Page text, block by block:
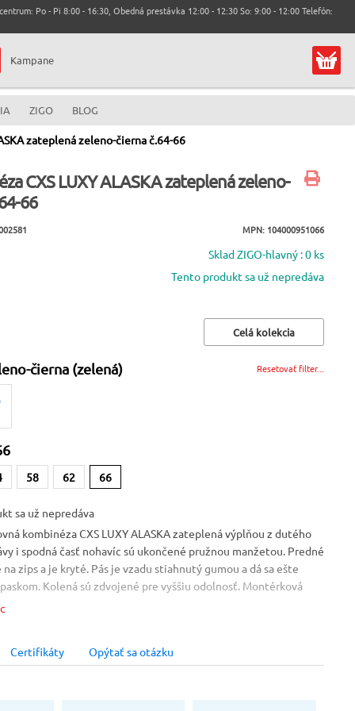
Po - Pi 8:00 - 16:30, Obedná prestávka 12:00 - 12:30 So: 9:00 - 12:00 Telefón:
Kampane
ZIGO BLOG
zateplená zeleno-čierna č.64-66
CXS LUXY ALASKA zateplená zeleno-
66
MPN: 104000951066
Sklad ZIGO-hlavný : 0 ks
Tento produkt sa už nepredáva
Celá kolekcia
Resetovať filter...
čierna (zelená)
58 62 66
sa už nepredáva
kombinéza CXS LUXY ALASKA zateplená výplňou z dutého
i spodná časť nohavíc sú ukončené pružnou manžetou. Predné
zips a je kryté. Pás je vzadu stiahnutý gumou a dá sa ešte
Kolená sú zdvojené pre vyššiu odolnosť. Montérková
niekoľko vreciek - vpredu 2 dolné, 2 bočné a 2 náprsné + jedno
Certifikáty Opýtať sa otázku